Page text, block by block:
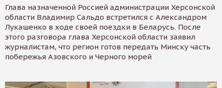
Глава назначенной Россией администрации Херсонской
области Владимир Сальдо встретился с Александром
Лукашенко в ходе своей поездки в Беларусь. После
этого разговора глава Херсонской области заявил
журналистам, что регион готов передать Минску часть
побережья Азовского и Черного морей